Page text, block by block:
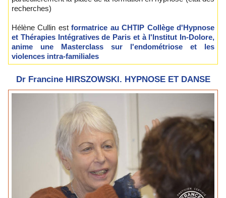
recherches)
Hélène Cullin estformatrice au CHTIP Collège d'Hypnose
et Thérapies Intégratives de Paris et à l'Institut In-Dolore,
anime une Masterclass sur l'endométriose et les
violences intra-familiales
Dr Francine HIRSZOWSKI. HYPNOSE ET DANSE